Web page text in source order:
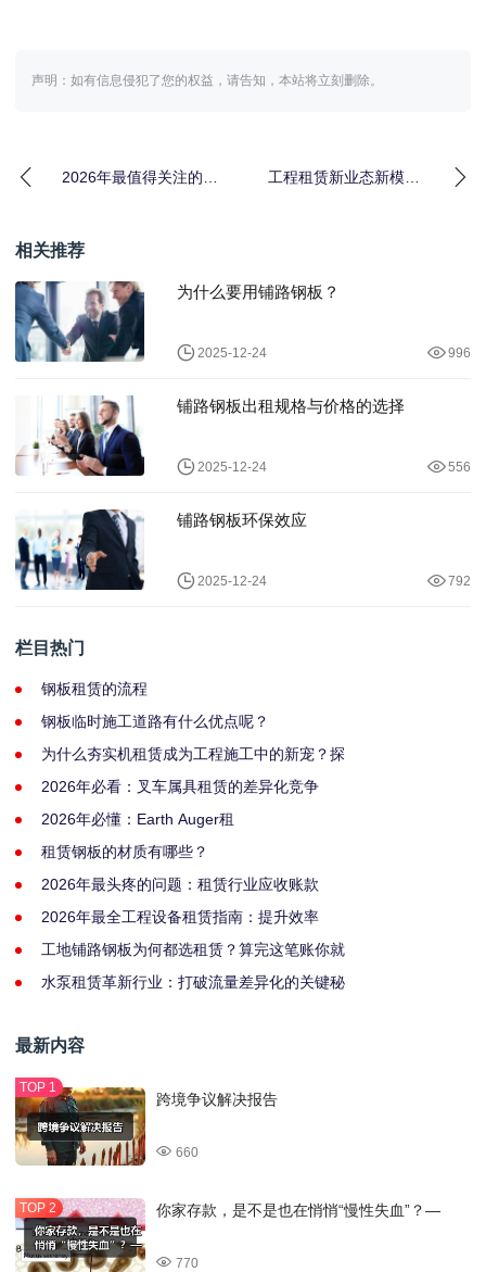
声明：如有信息侵犯了您的权益，请告知，本站将立刻删除。
2026年最值得关注的工
工程租赁新业态新模
相关推荐
为什么要用铺路钢板？
2025-12-24 996
铺路钢板出租规格与价格的选择
2025-12-24 556
铺路钢板环保效应
2025-12-24 792
栏目热门
钢板租赁的流程
钢板临时施工道路有什么优点呢？
为什么夯实机租赁成为工程施工中的新宠？探
2026年必看：叉车属具租赁的差异化竞争
2026年必懂：Earth Auger租
租赁钢板的材质有哪些？
2026年最头疼的问题：租赁行业应收账款
2026年最全工程设备租赁指南：提升效率
工地铺路钢板为何都选租赁？算完这笔账你就
水泵租赁革新行业：打破流量差异化的关键秘
最新内容
跨境争议解决报告
660
你家存款，是不是也在悄悄“慢性失血”？—
770